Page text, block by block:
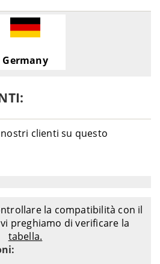
Germany
clienti su questo
la compatibilità con il
preghiamo di verificare la
tabella.